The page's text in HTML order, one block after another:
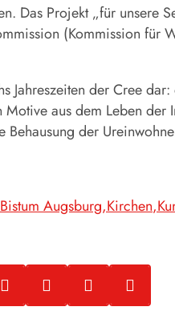
Das Projekt „für unsere
(Kommission für
Jahreszeiten der Cree
aus dem Leben der
Behausung der
Bistum Augsburg Kirchen